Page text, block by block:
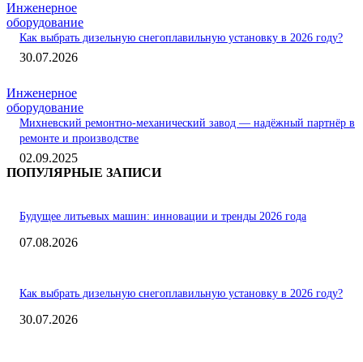
Инженерное
оборудование
Как выбрать дизельную снегоплавильную установку в 2026 году?
30.07.2026
Инженерное
оборудование
Михневский ремонтно-механический завод — надёжный партнёр в
ремонте и производстве
02.09.2025
ПОПУЛЯРНЫЕ ЗАПИСИ
Будущее литьевых машин: инновации и тренды 2026 года
07.08.2026
Как выбрать дизельную снегоплавильную установку в 2026 году?
30.07.2026